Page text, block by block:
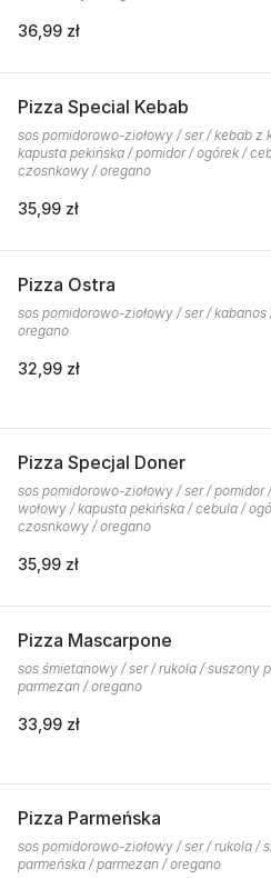
36,99 zł
Pizza Special Kebab
sos pomidorowo-ziołowy / ser / kebab z
kapusta pekińska / pomidor / ogórek /
czosnkowy / oregano
35,99 zł
Pizza Ostra
sos pomidorowo-ziołowy / ser /
oregano
32,99 zł
Pizza Specjal Doner
sos pomidorowo-ziołowy / ser / pomidor
wołowy / kapusta pekińska / cebula /
czosnkowy / oregano
35,99 zł
Pizza Mascarpone
sos śmietanowy / ser / rukola / suszony
parmezan / oregano
33,99 zł
Pizza Parmeńska
sos pomidorowo-ziołowy / ser / rukola /
parmeńska / parmezan / oregano